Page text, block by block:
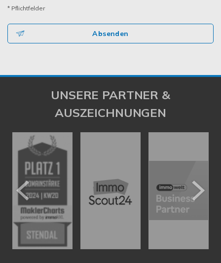
* Pflichtfelder
Absenden
UNSERE PARTNER &
AUSZEICHNUNGEN